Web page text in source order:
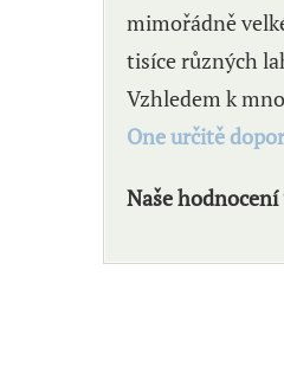
mimořádně
tisíce různých
Vzhledem k
One určitě
Naše hodnocení